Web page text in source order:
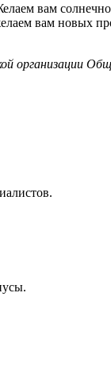
вам
вам новых
организации